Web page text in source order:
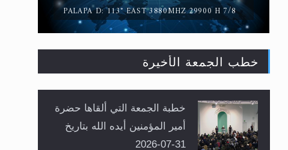
PALAPA D: 113° EAST 3880MHZ 29900 H 7/8
خطب الجمعة الأخيرة
خطبة الجمعة التي ألقاها حضرة
أمير المؤمنين أيده الله بتاريخ
31-07-2026